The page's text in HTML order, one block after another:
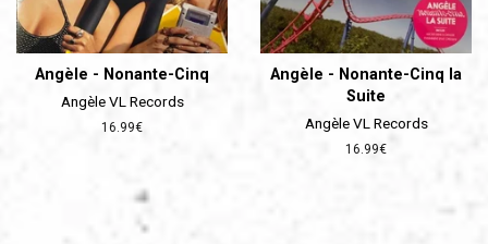
Angèle - Nonante-Cinq
Angèle VL Records
Prix
16.99€
Angèle - Nonante-Cinq la
Suite
Angèle VL Records
Prix
16.99€